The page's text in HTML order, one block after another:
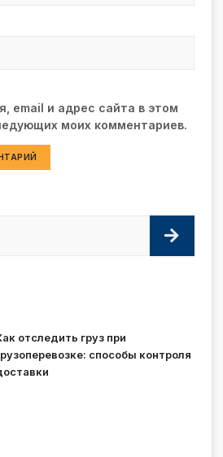
email и адрес сайта в этом
моих комментариев.
отследить груз при
способы контроля